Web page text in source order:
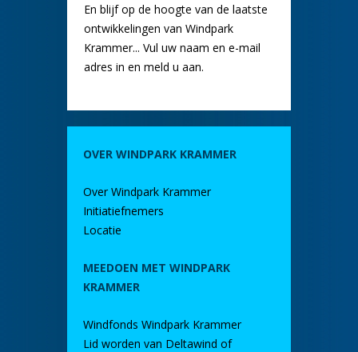
En blijf op de hoogte van de laatste
ontwikkelingen van Windpark
Krammer... Vul uw naam en e-mail
adres in en meld u aan.
OVER WINDPARK KRAMMER
Over Windpark Krammer
Initiatiefnemers
Locatie
MEEDOEN MET WINDPARK
KRAMMER
Windfonds Windpark Krammer
Lid worden van Deltawind of